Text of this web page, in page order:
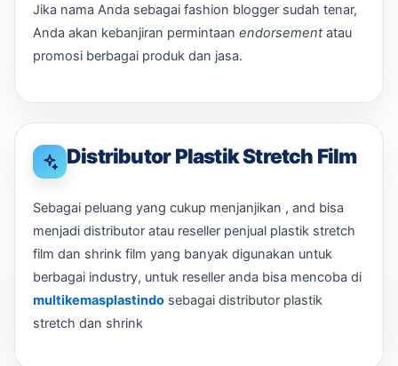
Jika nama Anda sebagai fashion blogger sudah tenar,
Anda akan kebanjiran permintaan endorsementatau
promosi berbagai produk dan jasa.
Distributor Plastik Stretch Film
Sebagai peluang yang cukup menjanjikan , and bisa
menjadi distributor atau reseller penjual plastik stretch
film dan shrink film yang banyak digunakan untuk
berbagai industry, untuk reseller anda bisa mencoba di
multikemasplastindo sebagai distributor plastik
stretch dan shrink